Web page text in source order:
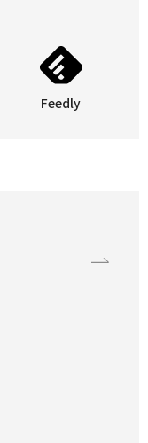
Feedly